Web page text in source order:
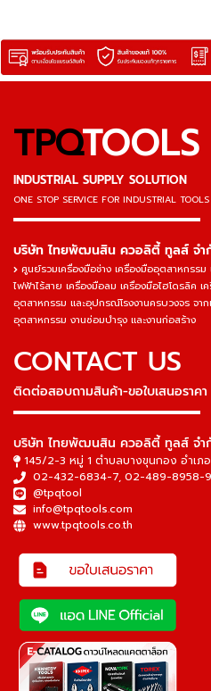
TPQTOOLS
INDUSTRIAL SUPPLY SOLUTION
ONE STOP SERVICE FOR INDUSTRIAL
▬▬▬▬▬▬▬▬▬▬▬▬▬▬▬
บริษัท ไทยพัฒนสิน ควอลิตี้ ทูลส์ จำ
ศูนย์รวมเครื่องมือช่าง เครื่องมืออุตสาหกรร
ไฟฟ้าไร้สาย เครื่องมือลม เครื่องมือไฮโดรลิค
อุตสาหกรรม และอุปกรณ์โรงงานครบวงจร จา
อุตสาหกรรม งานซ่อมบำรุง และงานก่อสร้าง
CONTACT US
ติดต่อสอบถามสินค้า-ขอใบเสนอราคา
▬▬▬▬▬▬▬▬▬▬▬▬▬▬▬
บริษัท ไทยพัฒนสิน ควอลิตี้ ทูลส์ จำ
145/2-3 หมู่ 1 ตำบลบางขุนกอง อำเภ
02-432-6834-7, 02-489-8958-9
@tpqtool
info@tpqtools.com
www.tpqtools.co.th